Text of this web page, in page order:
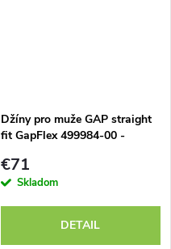
Džíny pro muže GAP straight
fit GapFlex 499984-00 -
€71
Skladom
DETAIL